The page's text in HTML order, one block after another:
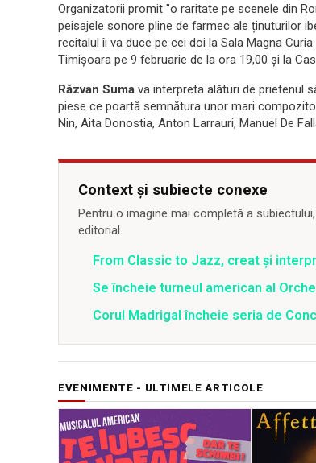
Organizatorii promit "o raritate pe scenele din
peisajele sonore pline de farmec ale ținuturilor
recitalul îi va duce pe cei doi la Sala Magna
Timișoara pe 9 februarie de la ora 19,00 și la
Răzvan Suma va interpreta alături de prietenul
piese ce poartă semnătura unor mari
Nin, Aita Donostia, Anton Larrauri, Manuel De
Context și subiecte conexe
Pentru o imagine mai completă a
editorial.
From Classic to Jazz, creat și
Se încheie turneul american al
Corul Madrigal încheie seria de
EVENIMENTE - ULTIMELE ARTICOLE